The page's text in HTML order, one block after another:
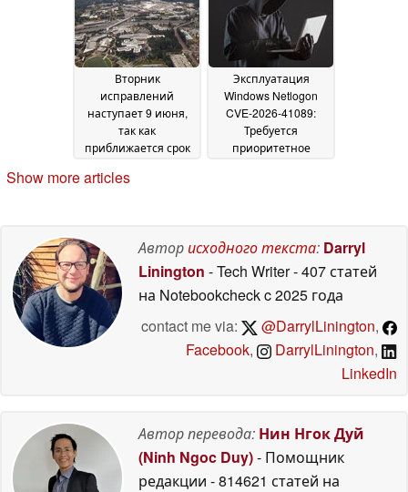
Вторник
исправлений
наступает 9 июня,
так как
приближается срок
Boot04 June 2026
Эксплуатация
Windows Netlogon
CVE-2026-41089:
Требуется
приоритетное
Show more articles
Авторисходного текста: Darryl
Linington - Tech Writer- 407 статей
на Notebookcheckc 2025 года
contact me via:
@DarrylLinington,
Facebook, DarrylLinington,
LinkedIn
Автор перевода: Нин Нгок Дуй
(Ninh Ngoc Duy)- Помощник
редакции - 814621 статей на